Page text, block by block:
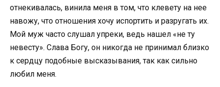
отнекивалась, винила меня в том, что клевету на нее
навожу, что отношения хочу испортить и разругать их.
Мой муж часто слушал упреки, ведь нашел «не ту
невесту». Слава Богу, он никогда не принимал близко
к сердцу подобные высказывания, так как сильно
любил меня.